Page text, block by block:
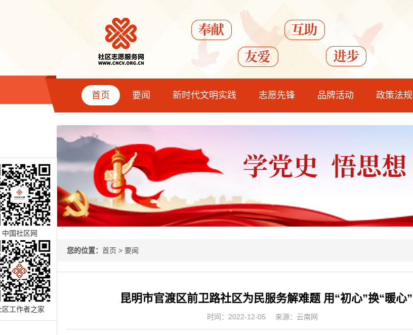
首页 要闻 新时代文明实践 志愿先锋 品牌活动 政策法规
您的位置： 首页 > 要闻
昆明市官渡区前卫路社区为民服务解难题 用“初心”换“暖心”
时间：2022-12-05 来源：云南网
中国社区网
区工作者之家